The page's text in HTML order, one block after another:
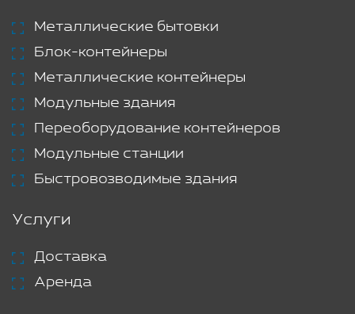
Металлические бытовки
Блок-контейнеры
Металлические контейнеры
Модульные здания
Переоборудование контейнеров
Модульные станции
Быстровозводимые здания
Услуги
Доставка
Аренда